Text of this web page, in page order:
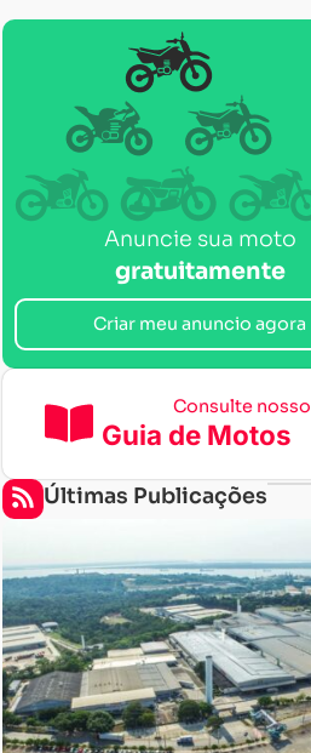
Anuncie sua moto
gratuitamente
Criar meu anuncio agora
Consulte nosso
Guia de Motos
Últimas Publicações